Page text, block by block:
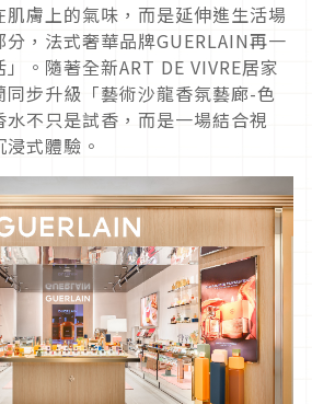
膚上的氣味，而是延伸進生活場
，法式奢華品牌GUERLAIN再一
。隨著全新ART DE VIVRE居家
同步升級「藝術沙龍香氛藝廊-色
不只是試香，而是一場結合視
式體驗。